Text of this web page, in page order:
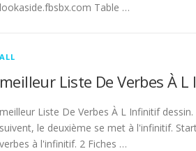
lookaside.fbsbx.com Table …
ALL
meilleur Liste De Verbes À
meilleur Liste De Verbes À L Infinitif
suivent, le deuxième se met à l'infinitif.
verbes à l'infinitif. 2 Fiches …